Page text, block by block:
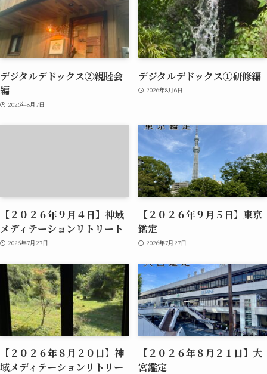
デジタルデドックス②親睦会
編
2026年8月7日
デジタルデドックス①研修編
2026年8月6日
【２０２６年９月４日】神域
メディテーションリトリート
2026年7月27日
【２０２６年９月５日】東京
鑑定
2026年7月27日
【２０２６年８月２０日】神
域メディテーションリトリー
【２０２６年８月２１日】大
宮鑑定